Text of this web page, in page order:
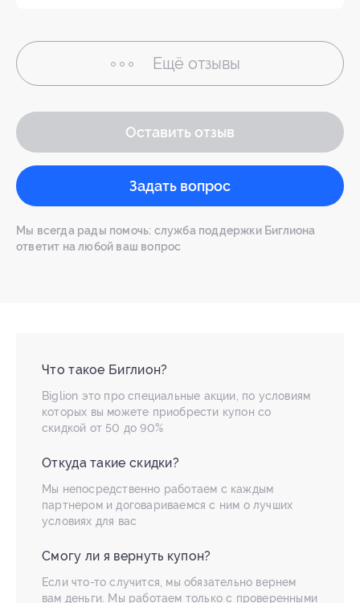
Ещё отзывы
Оставить отзыв
Задать вопрос
Мы всегда рады помочь: служба поддержки Биглиона
ответит на любой ваш вопрос
Что такое Биглион?
Biglion это про специальные акции, по условиям
которых вы можете приобрести купон со
скидкой от 50 до 90%
Откуда такие скидки?
Мы непосредственно работаем с каждым
партнером и договариваемся с ним о лучших
условиях для вас
Смогу ли я вернуть купон?
Если что-то случится, мы обязательно вернем
вам деньги. Мы работаем только с проверенными